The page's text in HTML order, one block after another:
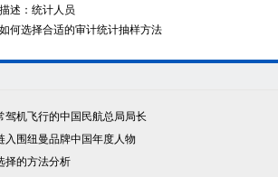
述：统计人员
何选择合适的审计统计抽样方法
驾机飞行的中国民航总局局长
入围纽曼品牌中国年度人物
择的方法分析